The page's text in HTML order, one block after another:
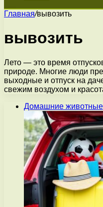
Главная/вывозить
вывозить
Лето — это время
природе. Многие люди
выходные и отпуск на
свежим воздухом и
Домашние животные